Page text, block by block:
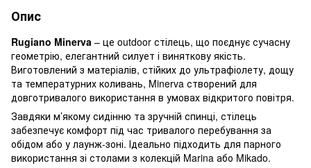
Опис
Rugiano Minerva – це outdoor стілець, що поєднує сучасну
геометрію, елегантний силует і виняткову якість.
Виготовлений з матеріалів, стійких до ультрафіолету, дощу
та температурних коливань, Minerva створений для
довготривалого використання в умовах відкритого повітря.
Завдяки м’якому сидінню та зручній спинці, стілець
забезпечує комфорт під час тривалого перебування за
обідом або у лаунж-зоні. Ідеально підходить для парного
використання зі столами з колекцій Marina або Mikado.